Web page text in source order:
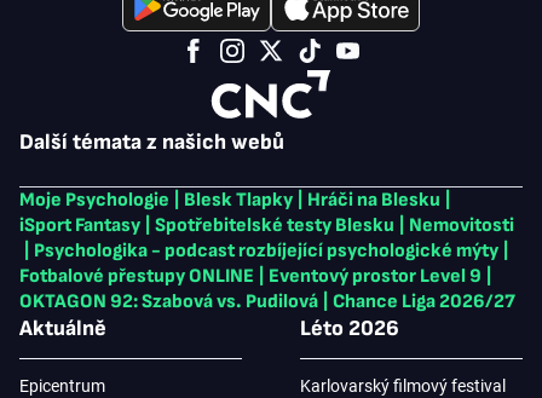
Další témata z našich webů
Moje Psychologie Blesk Tlapky Hráči na Blesku
iSport Fantasy
Spotřebitelské testy Blesku
Nemovitosti
Psychologika - podcast rozbíjející psychologické mýty
Fotbalové přestupy ONLINE
Eventový prostor Level 9
OKTAGON 92: Szabová vs. Pudilová
Chance Liga 2026/27
Aktuálně
Epicentrum
Léto 2026
Karlovarský filmový festival